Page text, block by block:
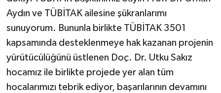
Aydın ve TÜBİTAK ailesine şükranlarımı
sunuyorum. Bununla birlikte TÜBİTAK 3501
kapsamında desteklenmeye hak kazanan projenin
yürütücülüğünü üstlenen Doç. Dr. Utku Sakız
hocamız ile birlikte projede yer alan tüm
hocalarımızı tebrik ediyor, başarılarının devamını